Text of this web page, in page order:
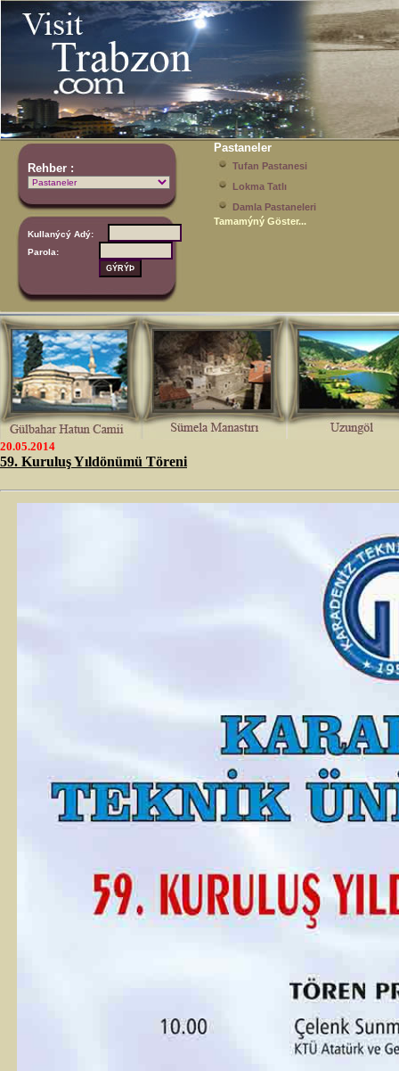
Rehber :
Pastaneler
Tufan Pastanesi
Lokma Tatlı
Damla Pastaneleri
Tamamýný Göster...
Kullanýcý Adý:
Parola:
20.05.2014
59. Kuruluş Yıldönümü Töreni